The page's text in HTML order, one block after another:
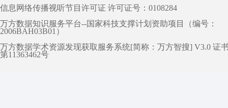
信息网络传播视听节目许可证 许可证号：0108284
万方数据知识服务平台--国家科技支撑计划资助项目（编号：
2006BAH03B01）
万方数据学术资源发现获取服务系统[简称：万方智搜] V3.0 证
第11363462号